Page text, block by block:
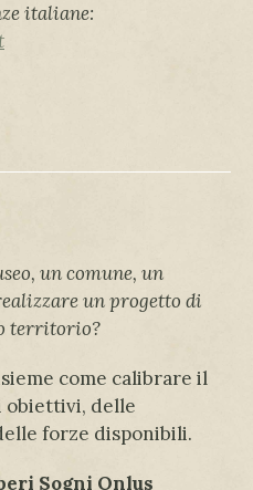
italiane:
un comune, un
un progetto di
territorio?
come calibrare il
obiettivi, delle
forze disponibili.
Sogni Onlus